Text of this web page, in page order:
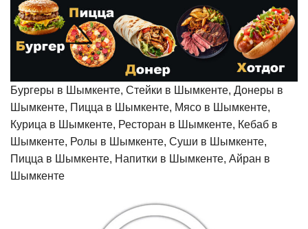
Бургеры в Шымкенте, Стейки в Шымкенте, Донеры в
Шымкенте, Пицца в Шымкенте, Мясо в Шымкенте,
Курица в Шымкенте, Ресторан в Шымкенте, Кебаб в
Шымкенте, Ролы в Шымкенте, Суши в Шымкенте,
Пицца в Шымкенте, Напитки в Шымкенте, Айран в
Шымкенте